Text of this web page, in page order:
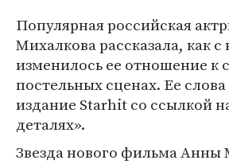
Популярная российская
Михалкова рассказала, как с
изменилось ее отношение к
постельных сценах. Ее слова
издание Starhit со ссылкой
деталях».
Звезда нового фильма Анны